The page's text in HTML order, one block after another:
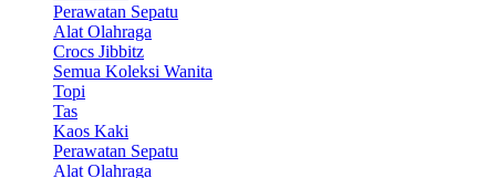
Perawatan Sepatu
Alat Olahraga
Crocs Jibbitz
Semua Koleksi Wanita
Topi
Tas
Kaos Kaki
Perawatan Sepatu
Alat Olahraga